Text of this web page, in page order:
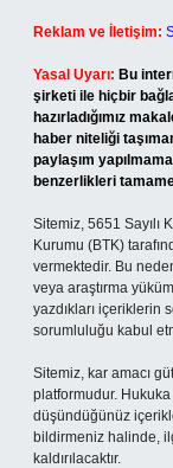
Reklam ve İletişim:
Yasal Uyarı: Bu
şirketi ile hiçbir
hazırladığımız
haber niteliği
paylaşım
benzerlikleri
Sitemiz, 5651 Sayılı
Kurumu (BTK)
vermektedir. Bu
veya araştırma
yazdıkları içeriklerin
sorumluluğu kabul
Sitemiz, kar amacı
platformudur.
düşündüğünüz
bildirmeniz halinde,
kaldırılacaktır.